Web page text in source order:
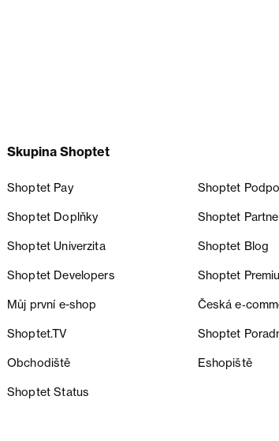
Skupina Shoptet
Shoptet Pay Shoptet
Shoptet Doplňky Shoptet
Shoptet Univerzita Shoptet Blog
Shoptet Developers Shoptet
Můj první e-shop Česká
Shoptet.TV Shoptet
Obchodiště Eshopiště
Shoptet Status